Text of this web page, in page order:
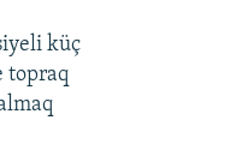
küç
topraq